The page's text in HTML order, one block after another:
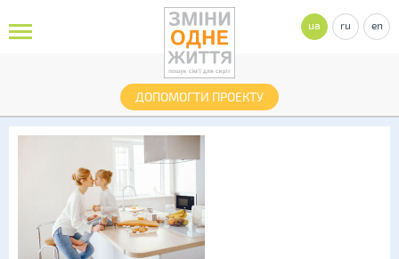
ДОПОМОГТИ ПРОЕКТУ
ua ru en